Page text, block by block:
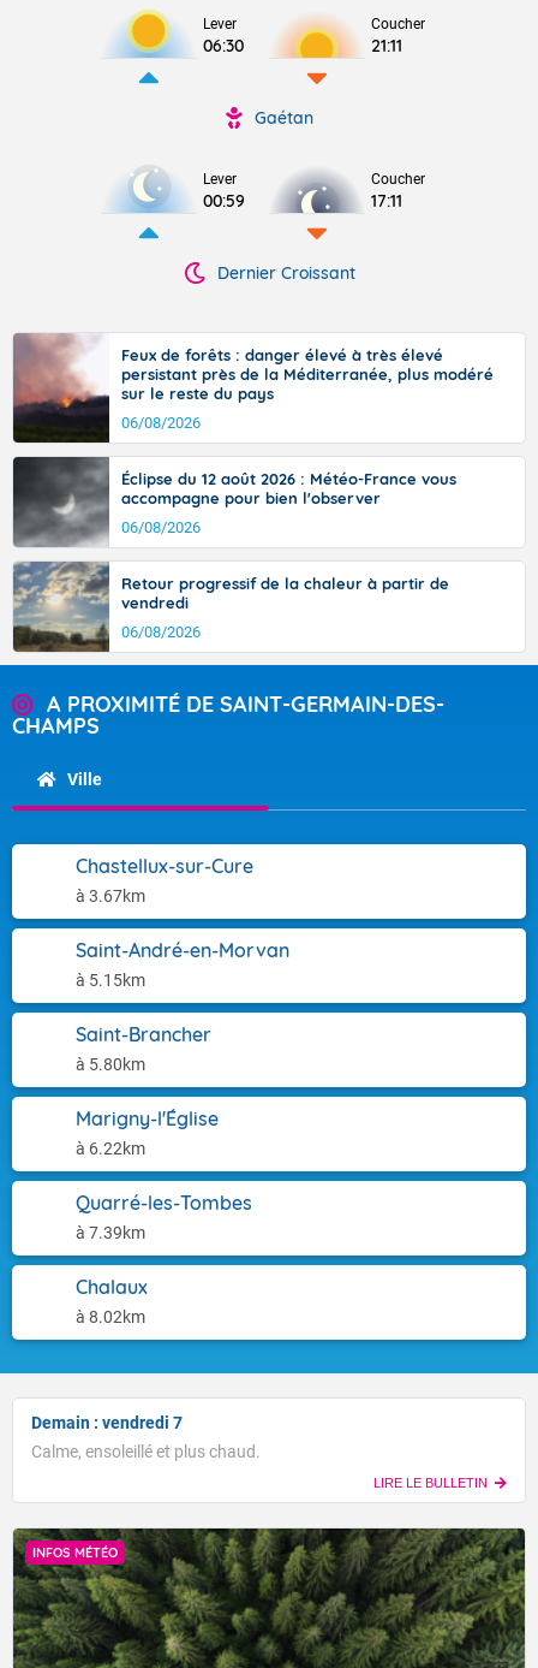
Lever
06:30
Coucher
21:11
Gaétan
Lever
00:59
Coucher
17:11
Dernier Croissant
Feux de forêts : danger élevé à très élevé
persistant près de la Méditerranée, plus modéré
sur le reste du pays
06/08/2026
Éclipse du 12 août 2026 : Météo-France vous
accompagne pour bien l'observer
06/08/2026
Retour progressif de la chaleur à partir de
vendredi
06/08/2026
A PROXIMITÉ DE SAINT-GERMAIN-DES-
CHAMPS
Ville
Chastellux-sur-Cure
à 3.67km
Saint-André-en-Morvan
à 5.15km
Saint-Brancher
à 5.80km
Marigny-l'Église
à 6.22km
Quarré-les-Tombes
à 7.39km
Chalaux
à 8.02km
Demain : vendredi 7
Calme, ensoleillé et plus chaud.
LIRE LE BULLETIN
INFOS MÉTÉO